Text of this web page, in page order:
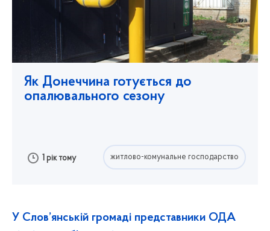
Як Донеччина готується до
опалювального сезону
1 рік тому житлово-комунальне господарство
У Слов’янській громаді представники ОДА